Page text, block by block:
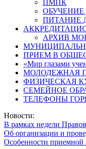
ПМПК
ПИТАНИЕ
АРХИВ
ПРИЕМ В
«Мир глазами
МОЛОДЕЖНАЯ
ФИЗИЧЕСКАЯ
СЕМЕЙНОЕ
ТЕЛЕФОНЫ
Новости:
В рамках недели
Об организации и
Особенности приемной